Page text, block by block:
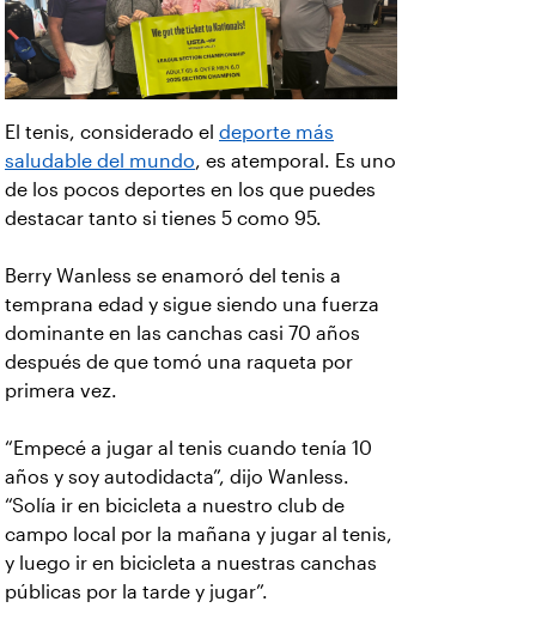
El tenis, considerado el deporte más
saludable del mundo, es atemporal. Es uno
de los pocos deportes en los que puedes
destacar tanto si tienes 5 como 95.
Berry Wanless se enamoró del tenis a
temprana edad y sigue siendo una fuerza
dominante en las canchas casi 70 años
después de que tomó una raqueta por
primera vez.
“Empecé a jugar al tenis cuando tenía 10
años y soy autodidacta”, dijo Wanless.
“Solía ir en bicicleta a nuestro club de
campo local por la mañana y jugar al tenis,
y luego ir en bicicleta a nuestras canchas
públicas por la tarde y jugar”.